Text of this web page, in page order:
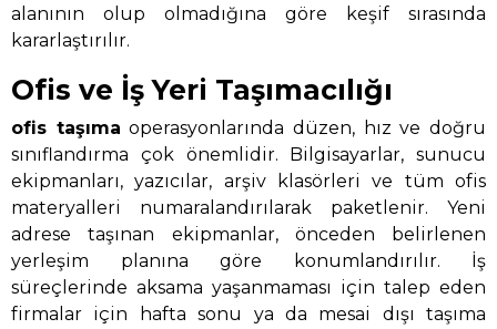
alanının olup olmadığına göre keşif sırasında
kararlaştırılır.
Ofis ve İş Yeri Taşımacılığı
ofis taşıma operasyonlarında düzen, hız ve doğru
sınıflandırma çok önemlidir. Bilgisayarlar, sunucu
ekipmanları, yazıcılar, arşiv klasörleri ve tüm ofis
materyalleri numaralandırılarak paketlenir. Yeni
adrese taşınan ekipmanlar, önceden belirlenen
yerleşim planına göre konumlandırılır. İş
süreçlerinde aksama yaşanmaması için talep eden
firmalar için hafta sonu ya da mesai dışı taşıma